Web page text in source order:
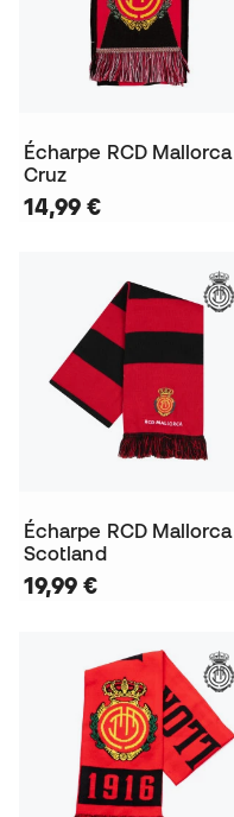
Écharpe RCD Mallorca
Cruz
14,99 €
Écharpe RCD Mallorca
Scotland
19,99 €